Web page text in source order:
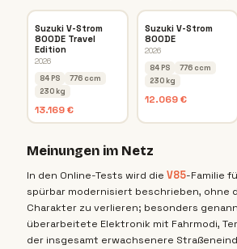
Suzuki V-Strom
800DE Travel
Edition
2026
84 PS
776 ccm
230 kg
13.169 €
Suzuki V-Strom
800DE
2026
84 PS
776 ccm
230 kg
12.069 €
Meinungen im Netz
In den Online-Tests wird die V85-Familie
spürbar modernisiert beschrieben, ohne
Charakter zu verlieren; besonders
überarbeitete Elektronik mit Fahrmodi,
der insgesamt erwachsenere